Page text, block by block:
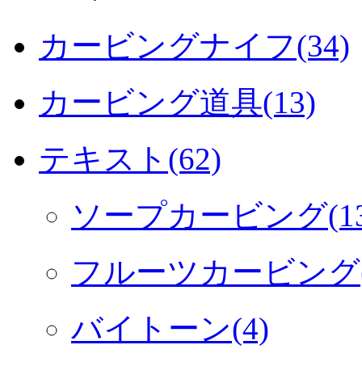
カービングナイフ(34)
カービング道具(13)
テキスト(62)
ソープカービング
フルーツカービン
バイトーン(4)